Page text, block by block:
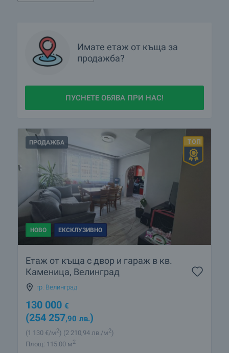
Имате етаж от къща за
продажба?
ПУСНЕТЕ ОБЯВА ПРИ НАС!
ПРОДАЖБА
НОВО ЕКСКЛУЗИВНО
Етаж от къща с двор и гараж в кв.
Каменица, Велинград
гр. Велинград
130 000 €
(254 257,90 лв.)
(1 130 €/м2) (2 210 ,94 лв./м2)
Площ: 115.00 м2